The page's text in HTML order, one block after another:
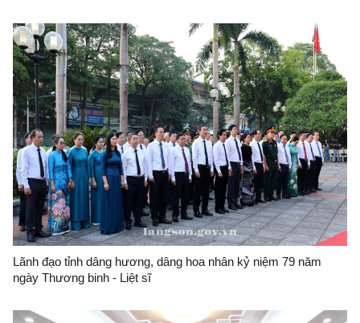
Đồng Đăng-Lạng Sơn
Lãnh đạo tỉnh dâng hương, dâng hoa nhân kỷ niệm 79 năm
ngày Thương binh - Liệt sĩ